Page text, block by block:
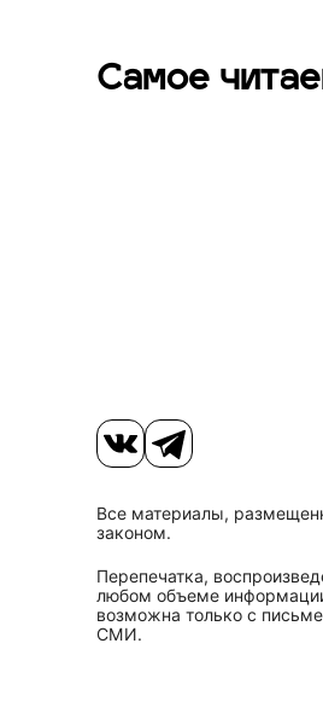
Самое
Все материалы,
законом.
Перепечатка,
любом объеме
возможна только с
СМИ.